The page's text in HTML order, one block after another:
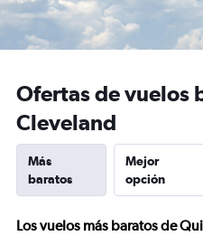
Ofertas de vuelos
Cleveland
Más
baratos
Mejor
opción
Los vuelos más baratos de